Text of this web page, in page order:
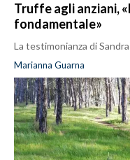
Truffe agli anziani,
fondamentale»
La testimonianza di
Marianna Guarna